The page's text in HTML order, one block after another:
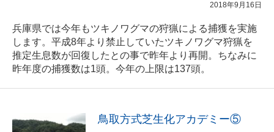
2018年9月16日
兵庫県では今年もツキノワグマの狩猟による捕獲を実施
します。平成8年より禁止していたツキノワグマ狩猟を
推定生息数が回復したとの事で昨年より再開。ちなみに
昨年度の捕獲数は1頭。今年の上限は137頭。
鳥取方式芝生化アカデミー⑤